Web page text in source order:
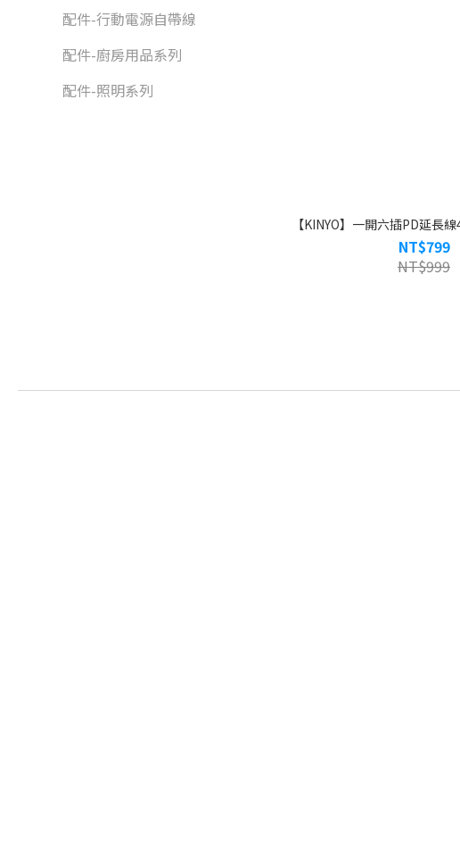
配件-行動電源自帶線
配件-廚房用品系列
配件-照明系列
【KINYO】一開六插PD延長
NT$799
NT$999